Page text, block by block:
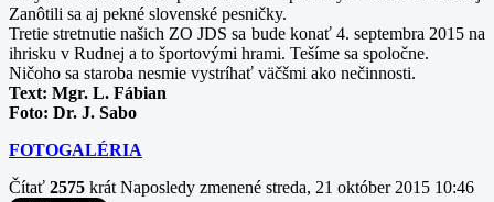
Zanôtili sa aj pekné slovenské pesničky.
Tretie stretnutie našich ZO JDS sa bude konať 4. septembra 2015 na
ihrisku v Rudnej a to športovými hrami. Tešíme sa spoločne.
Ničoho sa staroba nesmie vystríhať väčšmi ako nečinnosti.
Text: Mgr. L. Fábian
Foto: Dr. J. Sabo
FOTOGALÉRIA
Čítať 2575 krát Naposledy zmenené streda, 21 október 2015 10:46